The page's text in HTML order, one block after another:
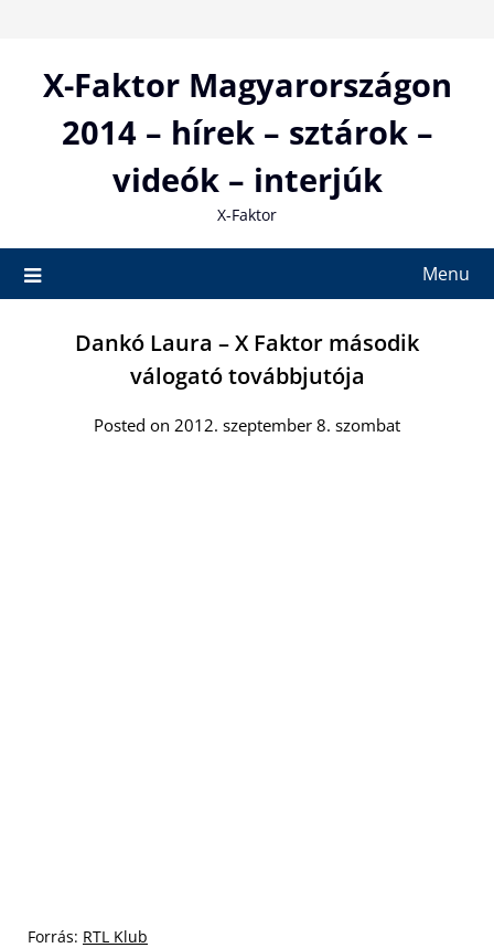
contentX-Faktor Magyarországon
2014 – hírek – sztárok –
videók – interjúk
X-Faktor
Menu
Dankó Laura – X Faktor második
válogató továbbjutója
Posted on 2012. szeptember 8. szombat
Forrás: RTL Klub